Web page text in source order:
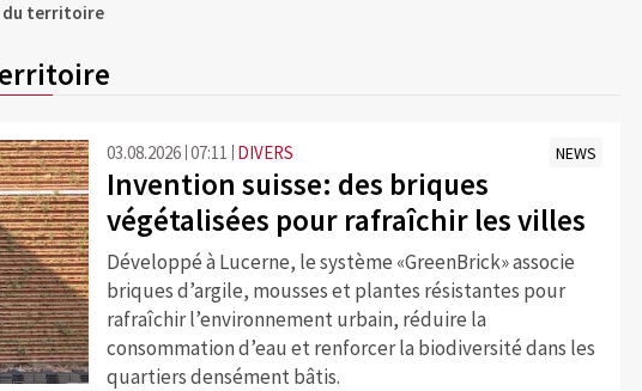
du territoire
03.08.2026 07:11 DIVERS NEWS
Invention suisse: des briques
végétalisées pour rafraîchir les villes
Développé à Lucerne, le système «GreenBrick» associe
briques d’argile, mousses et plantes résistantes pour
rafraîchir l’environnement urbain, réduire la
consommation d’eau et renforcer la biodiversité dans les
quartiers densément bâtis.